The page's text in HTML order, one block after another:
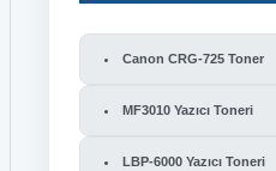
Canon CRG-725 Toner
MF3010 Yazıcı Toneri
LBP-6000 Yazıcı Toneri